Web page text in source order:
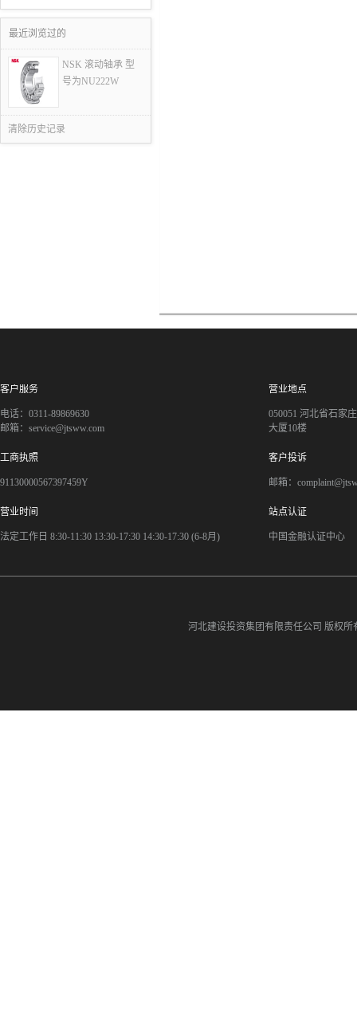
最近浏览过的
NSK 滚动轴承 型
号为NU222W
清除历史记录
客户服务
电话：0311-89869630
邮箱：service@jtsww.com
营业地点
050051 河北省石家
大厦10楼
工商执照
91130000567397459Y
客户投诉
邮箱：
营业时间
法定工作日 8:30-11:30 13:30-17:30 14:30-17:30 (6-8月)
站点认证
中国金融认证中心
河北建设投资集团有限责任公司 版权所